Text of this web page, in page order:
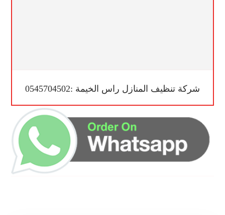
شركة تنظيف المنازل راس الخيمة :0545704502